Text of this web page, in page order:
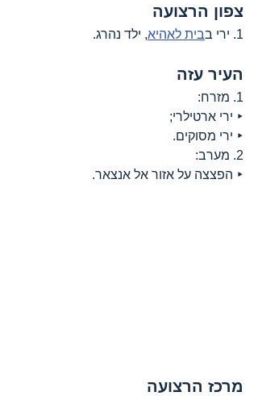
צפון הרצועה
1. ירי ב בית לאהיא, ילד נהרג.
העיר עזה
1. מזרח:
‣ ירי ארטילרי;
‣ ירי מסוקים.
2. מערב:
‣ הפצצה על אזור אל אנצאר.
מרכז הרצועה